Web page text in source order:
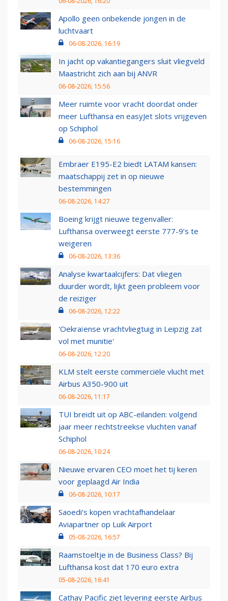
Apollo geen onbekende jongen in de
luchtvaart
06-08-2026, 16:19
In jacht op vakantiegangers sluit vliegveld
Maastricht zich aan bij ANVR
06-08-2026, 15:56
Meer ruimte voor vracht doordat onder
meer Lufthansa en easyJet slots vrijgeven
op Schiphol
06-08-2026, 15:16
Embraer E195-E2 biedt LATAM kansen:
maatschappij zet in op nieuwe
bestemmingen
06-08-2026, 14:27
Boeing krijgt nieuwe tegenvaller:
Lufthansa overweegt eerste 777-9’s te
weigeren
06-08-2026, 13:36
Analyse kwartaalcijfers: Dat vliegen
duurder wordt, lijkt geen probleem voor
de reiziger
06-08-2026, 12:22
'Oekraïense vrachtvliegtuig in Leipzig zat
vol met munitie'
06-08-2026, 12:20
KLM stelt eerste commerciële vlucht met
Airbus A350-900 uit
06-08-2026, 11:17
TUI breidt uit op ABC-eilanden: volgend
jaar meer rechtstreekse vluchten vanaf
Schiphol
06-08-2026, 10:24
Nieuwe ervaren CEO moet het tij keren
voor geplaagd Air India
06-08-2026, 10:17
Saoedi’s kopen vrachtafhandelaar
Aviapartner op Luik Airport
05-08-2026, 16:57
Raamstoeltje in de Business Class? Bij
Lufthansa kost dat 170 euro extra
05-08-2026, 16:41
Cathay Pacific ziet levering eerste Airbus